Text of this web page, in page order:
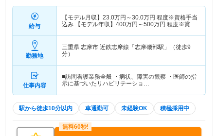
給与
【モデル月収】 23.0万円～30.0万円 程度※資格手当
込み 【モデル年収】 400万円～500万円 程度※賞与
勤務地
三重県 志摩市 近鉄志摩線「志摩磯部駅」（徒歩9
分）
仕事内容
■訪問看護業務全般 ・病状、障害の観察 ・医師の指
示に基づいたリハビリテーショ…
駅から徒歩10分以内 車通勤可 未経験OK 積極採用中